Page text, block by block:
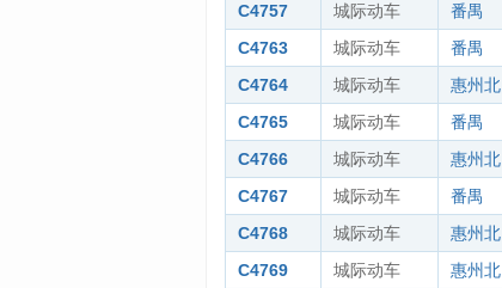
C4757
城际动车 番禺
C4763
城际动车 番禺
C4764
城际动车 惠州北
C4765
城际动车 番禺
C4766
城际动车 惠州北
C4767
城际动车 番禺
C4768
城际动车 惠州北
C4769
城际动车 惠州北